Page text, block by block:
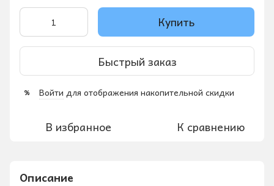
Купить
Быстрый заказ
% Войти для отображения накопительной скидки
В избранное К сравнению
Описание